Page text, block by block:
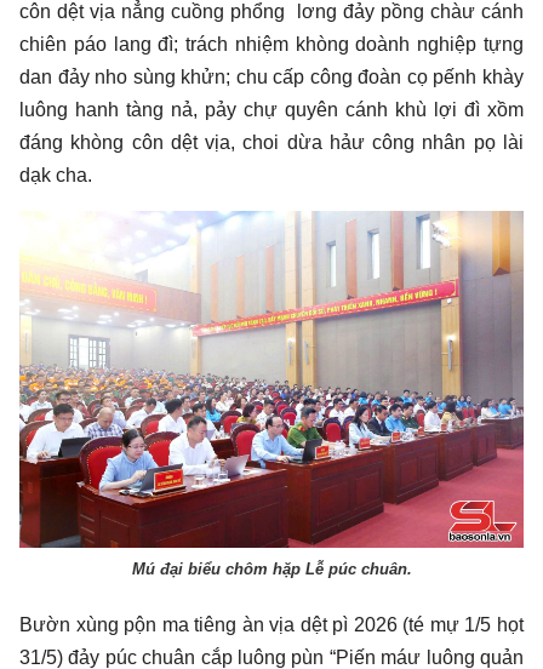
côn dệt vịa nẳng cuồng phổng lơng đảy pồng chàư cánh
chiên páo lang đì; trách nhiệm khòng doành nghiệp tựng
dan đảy nho sùng khửn; chu cấp công đoàn cọ pếnh khày
luông hanh tàng nả, pảy chự quyên cánh khù lợi đì xồm
đáng khòng côn dệt vịa, choi dừa hảư công nhân pọ lài
dạk cha.
Mú đại biểu chôm hặp Lễ púc chuân.
Bườn xùng pộn ma tiêng àn vịa dệt pì 2026 (té mự 1/5 họt
31/5) đảy púc chuân cắp luông pùn “Piến máư luông quản